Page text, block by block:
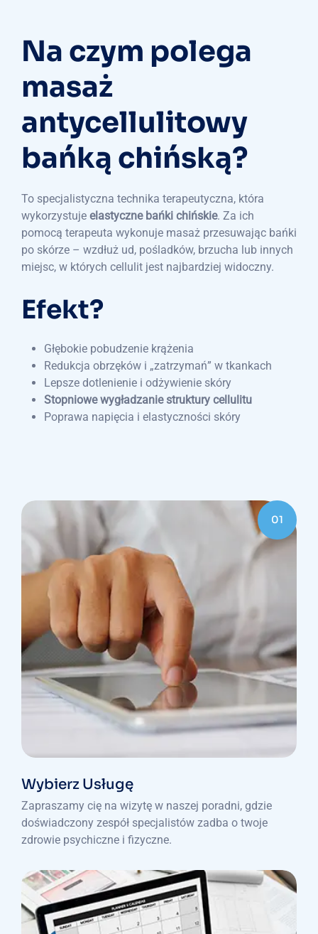
Na czym polega
masaż
antycellulitowy
bańką chińską?
To specjalistyczna technika terapeutyczna, która
wykorzystuje elastyczne bańki chińskie. Za ich
pomocą terapeuta wykonuje masaż przesuwając bańki
po skórze – wzdłuż ud, pośladków, brzucha lub innych
miejsc, w których cellulit jest najbardziej widoczny.
Efekt?
Głębokie pobudzenie krążenia
Redukcja obrzęków i „zatrzymań” w tkankach
Lepsze dotlenienie i odżywienie skóry
Stopniowe wygładzanie struktury cellulitu
Poprawa napięcia i elastyczności skóry
01
Wybierz Usługę
Zapraszamy cię na wizytę w naszej poradni, gdzie
doświadczony zespół specjalistów zadba o twoje
zdrowie psychiczne i fizyczne.